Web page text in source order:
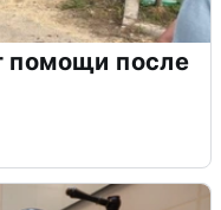
помощи после